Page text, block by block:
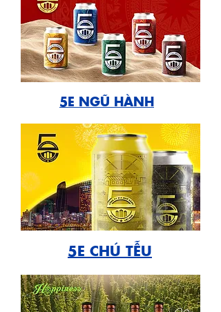
5E NGŨ HÀNH
5E CHÚ TỄU